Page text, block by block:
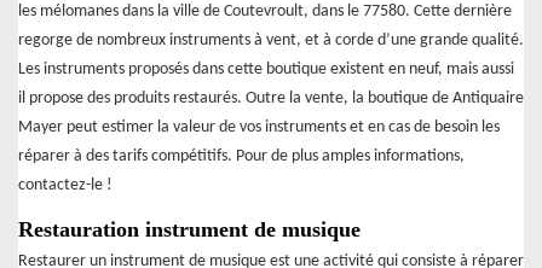
les mélomanes dans la ville de Coutevroult, dans le 77580. Cette dernière
regorge de nombreux instruments à vent, et à corde d’une grande qualité.
Les instruments proposés dans cette boutique existent en neuf, mais aussi
il propose des produits restaurés. Outre la vente, la boutique de Antiquaire
Mayer peut estimer la valeur de vos instruments et en cas de besoin les
réparer à des tarifs compétitifs. Pour de plus amples informations,
contactez-le !
Restauration instrument de musique
Restaurer un instrument de musique est une activité qui consiste à réparer